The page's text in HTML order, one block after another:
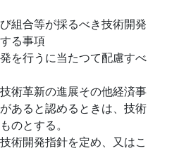
組合等が採るべき技術開発
る事項
を行うに当たつて配慮すべ
術革新の進展その他経済事
あると認めるときは、技術
のとする。
術開発指針を定め、又はこ